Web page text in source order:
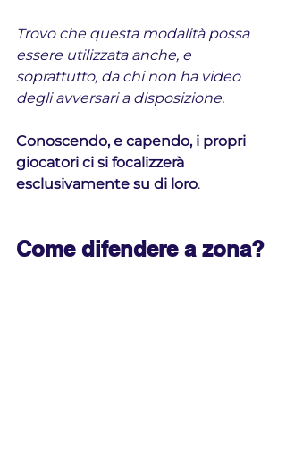
Trovo che questa modalità possa
essere utilizzata anche, e
soprattutto, da chi non ha video
degli avversari a disposizione.
Conoscendo, e capendo, i propri
giocatori ci si focalizzerà
esclusivamente su di loro.
Come difendere a zona?